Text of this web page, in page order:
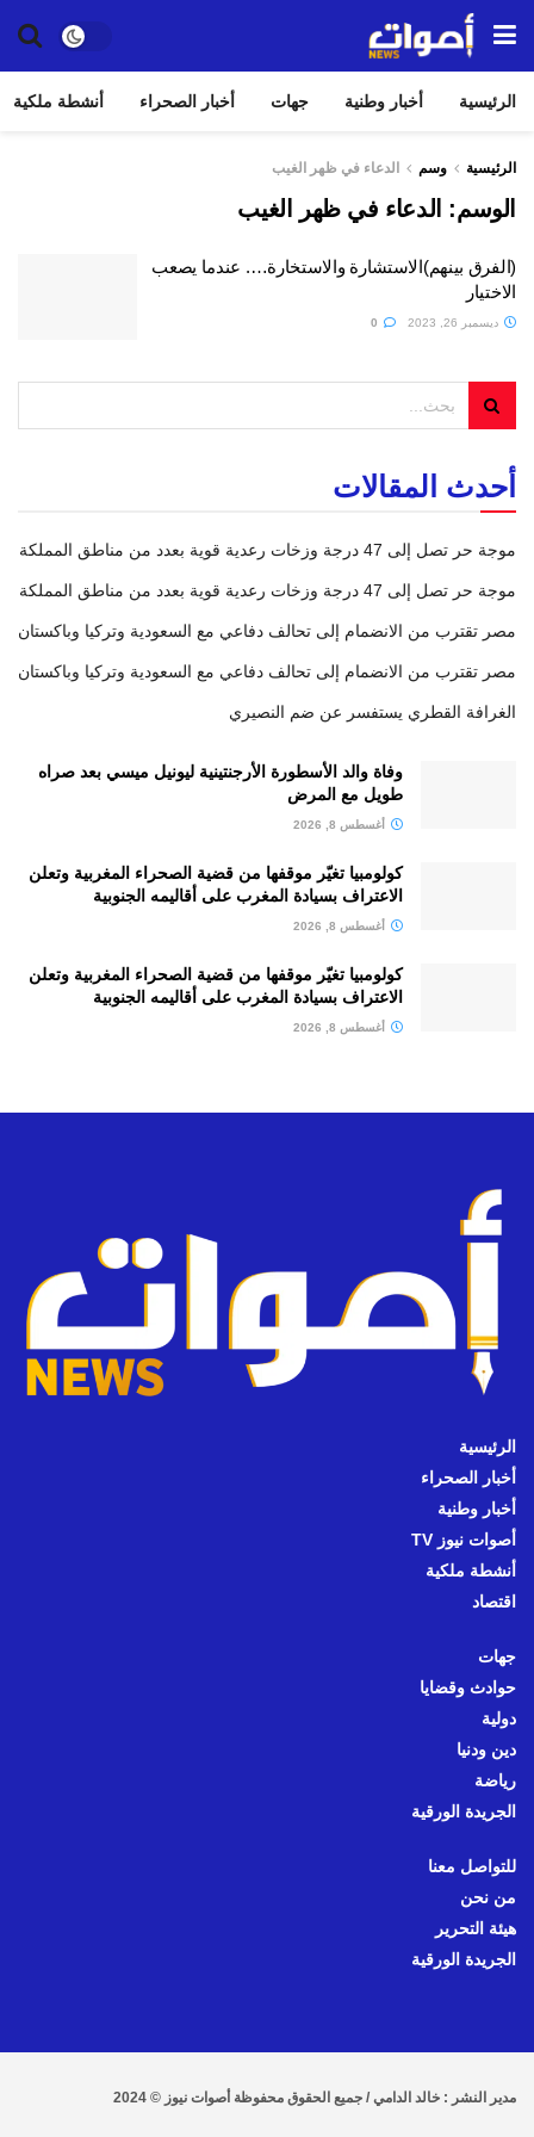
الرئيسية أخبار وطنية جهات أخبار الصحراء أنشطة ملكية
الرئيسية وسم الدعاء في ظهر الغيب
الوسم: الدعاء في ظهر الغيب
(الفرق بينهم)الاستشارة والاستخارة…. عندما يصعب
الاختيار
ديسمبر 26, 2023
أحدث المقالات
موجة حر تصل إلى 47 درجة وزخات رعدية قوية بعدد من مناطق المملكة
موجة حر تصل إلى 47 درجة وزخات رعدية قوية بعدد من مناطق المملكة
مصر تقترب من الانضمام إلى تحالف دفاعي مع السعودية وتركيا وباكستان
مصر تقترب من الانضمام إلى تحالف دفاعي مع السعودية وتركيا وباكستان
الغرافة القطري يستفسر عن ضم النصيري
وفاة والد الأسطورة الأرجنتينية ليونيل ميسي بعد صراه
طويل مع المرض
أغسطس 8, 2026
كولومبيا تغيّر موقفها من قضية الصحراء المغربية وتعلن
الاعتراف بسيادة المغرب على أقاليمه الجنوبية
أغسطس 8, 2026
كولومبيا تغيّر موقفها من قضية الصحراء المغربية وتعلن
الاعتراف بسيادة المغرب على أقاليمه الجنوبية
أغسطس 8, 2026
الرئيسية
أخبار الصحراء
أخبار وطنية
أصوات نيوز TV
أنشطة ملكية
اقتصاد
جهات
حوادث وقضايا
دولية
دين ودنيا
رياضة
الجريدة الورقية
للتواصل معنا
من نحن
هيئة التحرير
الجريدة الورقية
مدير النشر : خالد الدامي / جميع الحقوق محفوظة أصوات نيوز © 2024